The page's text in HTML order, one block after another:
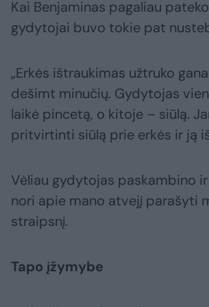
Kai Benjaminas pagaliau
gydytojai buvo tokie pat
„Erkės ištraukimas užtruko
dešimt minučių. Gydytojas
laikė pincetą, o kitoje – siūlą.
pritvirtinti siūlą prie erkės ir ją
Vėliau gydytojas paskambino
nori apie mano atvejį parašyti
straipsnį.
Tapo įžymybe